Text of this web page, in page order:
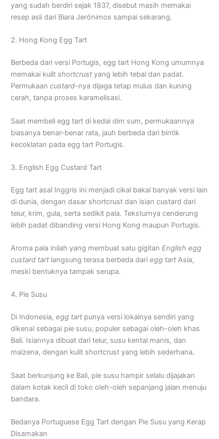
yang sudah berdiri sejak 1837, disebut masih memakai
resep asli dari Biara Jerónimos sampai sekarang.
2. Hong Kong Egg Tart
Berbeda dari versi Portugis, egg tart Hong Kong umumnya
memakai kulitshortcrust yang lebih tebal dan padat.
Permukaancustard-nya dijaga tetap mulus dan kuning
cerah, tanpa proses karamelisasi.
Saat membeli egg tart di kedai dim sum, permukaannya
biasanya benar-benar rata, jauh berbeda dari bintik
kecoklatan pada egg tart Portugis.
3. English Egg Custard Tart
Egg tart asal Inggris ini menjadi cikal bakal banyak versi lain
di dunia, dengan dasar shortcrust dan isian custard dari
telur, krim, gula, serta sedikit pala. Teksturnya cenderung
lebih padat dibanding versi Hong Kong maupun Portugis.
Aroma pala inilah yang membuat satu gigitanEnglish egg
custard tart langsung terasa berbeda dariegg tart Asia,
meski bentuknya tampak serupa.
4. Pie Susu
Di Indonesia,egg tart punya versi lokalnya sendiri yang
dikenal sebagai pie susu, populer sebagai oleh-oleh khas
Bali. Isiannya dibuat dari telur, susu kental manis, dan
maizena, dengan kulit shortcrust yang lebih sederhana.
Saat berkunjung ke Bali, pie susu hampir selalu dijajakan
dalam kotak kecil di toko oleh-oleh sepanjang jalan menuju
bandara.
Bedanya Portuguese Egg Tart dengan Pie Susu yang Kerap
Disamakan